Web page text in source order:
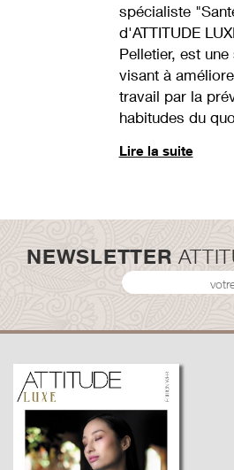
spécialiste
d'ATTITUDE
Pelletier, est
visant à
travail par la
habitudes du
Lire la suite
NEWSLETTER